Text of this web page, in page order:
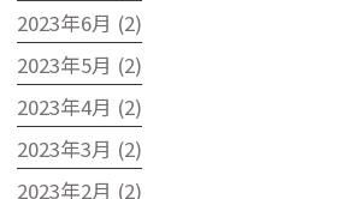
2023年6月 (2)
2023年5月 (2)
2023年4月 (2)
2023年3月 (2)
2023年2月 (2)